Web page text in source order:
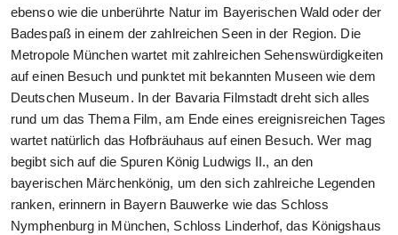
ebenso wie die unberührte Natur im Bayerischen Wald oder der
Badespaß in einem der zahlreichen Seen in der Region. Die
Metropole München wartet mit zahlreichen Sehenswürdigkeiten
auf einen Besuch und punktet mit bekannten Museen wie dem
Deutschen Museum. In der Bavaria Filmstadt dreht sich alles
rund um das Thema Film, am Ende eines ereignisreichen Tages
wartet natürlich das Hofbräuhaus auf einen Besuch. Wer mag
begibt sich auf die Spuren König Ludwigs II., an den
bayerischen Märchenkönig, um den sich zahlreiche Legenden
ranken, erinnern in Bayern Bauwerke wie das Schloss
Nymphenburg in München, Schloss Linderhof, das Königshaus